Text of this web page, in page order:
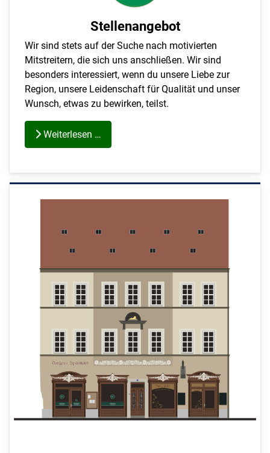
Stellenangebot
Wir sind stets auf der Suche nach motivierten
Mitstreitern, die sich uns anschließen. Wir sind
besonders interessiert, wenn du unsere Liebe zur
Region, unsere Leidenschaft für Qualität und unser
Wunsch, etwas zu bewirken, teilst.
Weiterlesen …